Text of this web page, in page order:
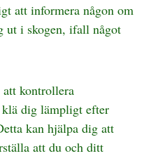
att informera någon om
ut i skogen, ifall något
kontrollera
klä dig lämpligt efter
kan hjälpa dig att
att du och ditt